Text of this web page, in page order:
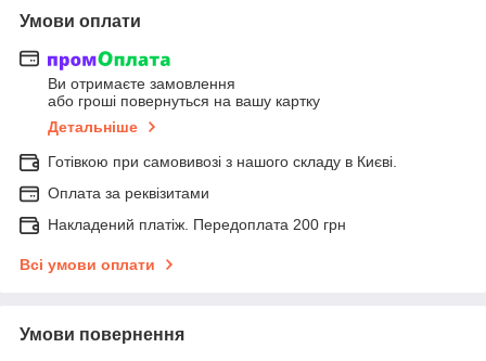
Умови оплати
Ви отримаєте замовлення
або гроші повернуться на вашу картку
Детальніше
Готівкою при самовивозі з нашого складу в Києві.
Оплата за реквізитами
Накладений платіж. Передоплата 200 грн
Всі умови оплати
Умови повернення